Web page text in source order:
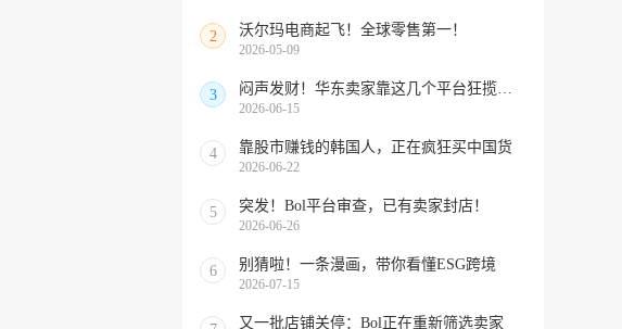
2 沃尔玛电商起飞！全球零售第一！
2026-05-09
3 闷声发财！华东卖家靠这几个平台狂揽北美订单，华南机会来了！
2026-06-15
4 靠股市赚钱的韩国人，正在疯狂买中国货
2026-06-22
5 突发！Bol平台审查，已有卖家封店！
2026-06-26
6 别猜啦！一条漫画，带你看懂ESG跨境
2026-07-15
又一批店铺关停：Bol正在重新筛选卖家